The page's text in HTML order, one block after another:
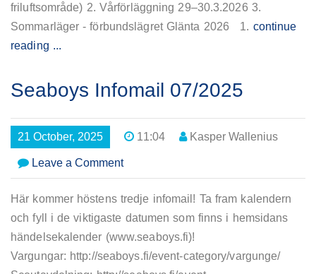
friluftsområde) 2. Vårförläggning 29–30.3.2026 3.
Sommarläger - förbundslägret Glänta 2026 1. continue
reading ...
Seaboys Infomail 07/2025
21 October, 2025 11:04 Kasper Wallenius
Leave a Commenton
Seaboys
Infomail
07/2025
Här kommer höstens tredje infomail! Ta fram kalendern
och fyll i de viktigaste datumen som finns i hemsidans
händelsekalender (www.seaboys.fi)!
Vargungar: http://seaboys.fi/event-category/vargunge/